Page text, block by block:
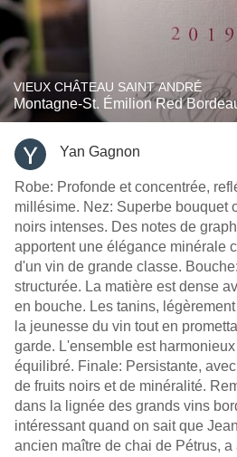
VIEUX CHÂTEAU SAINT ANDRÉ
Montagne-St. Émilion Red
Yan Gagnon
Robe: Profonde et concentrée,
millésime. Nez: Superbe bouquet
noirs intenses. Des notes de
apportent une élégance minérale
d'un vin de grande classe.
structurée. La matière est dense
en bouche. Les tanins,
la jeunesse du vin tout en
garde. L'ensemble est
équilibré. Finale: Persistante,
de fruits noirs et de minéralité.
dans la lignée des grands vins
intéressant quand on sait que
ancien maître de chai de Pétrus,